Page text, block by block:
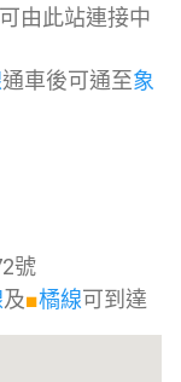
由此站連接中
通車後可通至象
號
及■橘線可到達